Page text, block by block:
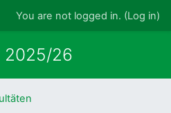
You are not logged in. (Log in)
2025/26